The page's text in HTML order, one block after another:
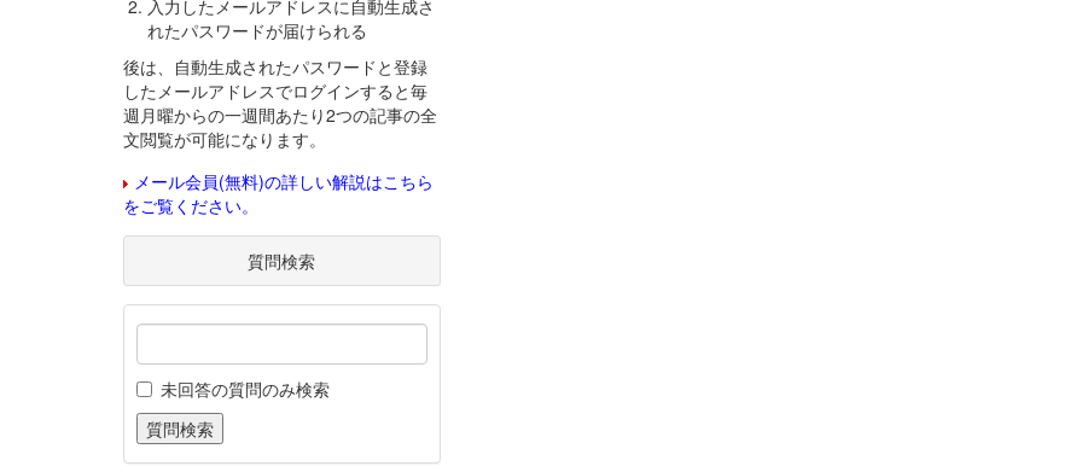
入力したメールアドレスに自動生成さ
れたパスワードが届けられる
後は、自動生成されたパスワードと登録
したメールアドレスでログインすると毎
週月曜からの一週間あたり2つの記事の全
文閲覧が可能になります。
メール会員(無料)の詳しい解説はこちら
をご覧ください。
質問検索
未回答の質問のみ検索